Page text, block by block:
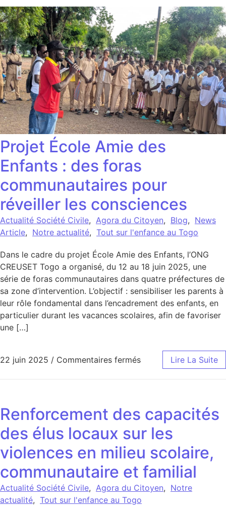
Projet École Amie des
Enfants : des foras
communautaires pour
réveiller les consciences
Actualité Société Civile, Agora du Citoyen, Blog, News
Article, Notre actualité, Tout sur l'enfance au Togo
Dans le cadre du projet École Amie des Enfants, l’ONG
CREUSET Togo a organisé, du 12 au 18 juin 2025, une
série de foras communautaires dans quatre préfectures de
sa zone d’intervention. L’objectif : sensibiliser les parents à
leur rôle fondamental dans l’encadrement des enfants, en
particulier durant les vacances scolaires, afin de favoriser
une […]
22 juin 2025 / Commentaires ferméssur Projet École
Lire La Suite
Renforcement des capacités
des élus locaux sur les
violences en milieu scolaire,
communautaire et familial
Actualité Société Civile, Agora du Citoyen, Notre
actualité, Tout sur l'enfance au Togo